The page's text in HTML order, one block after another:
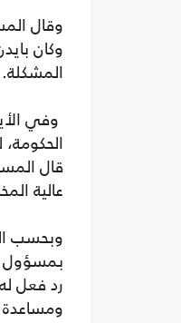
وقال
وكان
المشكلة.
وفي
قال
عالية
وبحسب
بمسؤول
رد فعل
ومساعدة